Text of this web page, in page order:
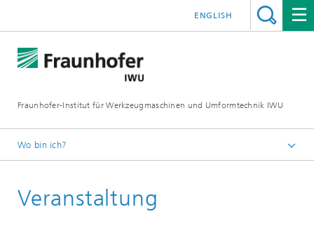
Fraunhofer-Institut für Werkzeugmaschinen und Umformtechnik IWU
ENGLISH
Wo bin ich?
Termine
Veranstaltung